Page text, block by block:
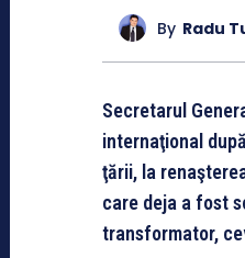
By Radu
Secretarul
internaţional
ţării, la
care deja a fost
transformator,